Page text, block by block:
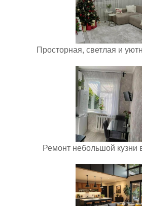
Просторная, светлая и
Ремонт небольшой кузни